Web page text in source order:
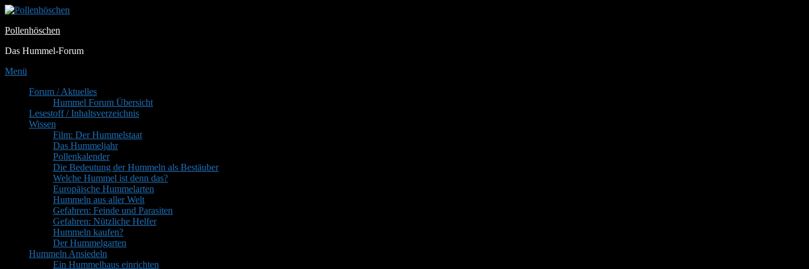
Zum
springen
Pollenhöschen
Das Hummel-Forum
Menü
PrimäresForum / Aktuelles
Hummel Forum Übersicht
Lesestoff / Inhaltsverzeichnis
Wissen
Film: Der Hummelstaat
Das Hummeljahr
Pollenkalender
Die Bedeutung der Hummeln als Bestäuber
Welche Hummel ist denn das?
Europäische Hummelarten
Hummeln aus aller Welt
Gefahren: Feinde und Parasiten
Gefahren: Nützliche Helfer
Hummeln kaufen?
Der Hummelgarten
Hummeln Ansiedeln
Ein Hummelhaus einrichten